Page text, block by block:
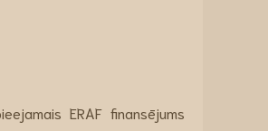
ERAF finansējums